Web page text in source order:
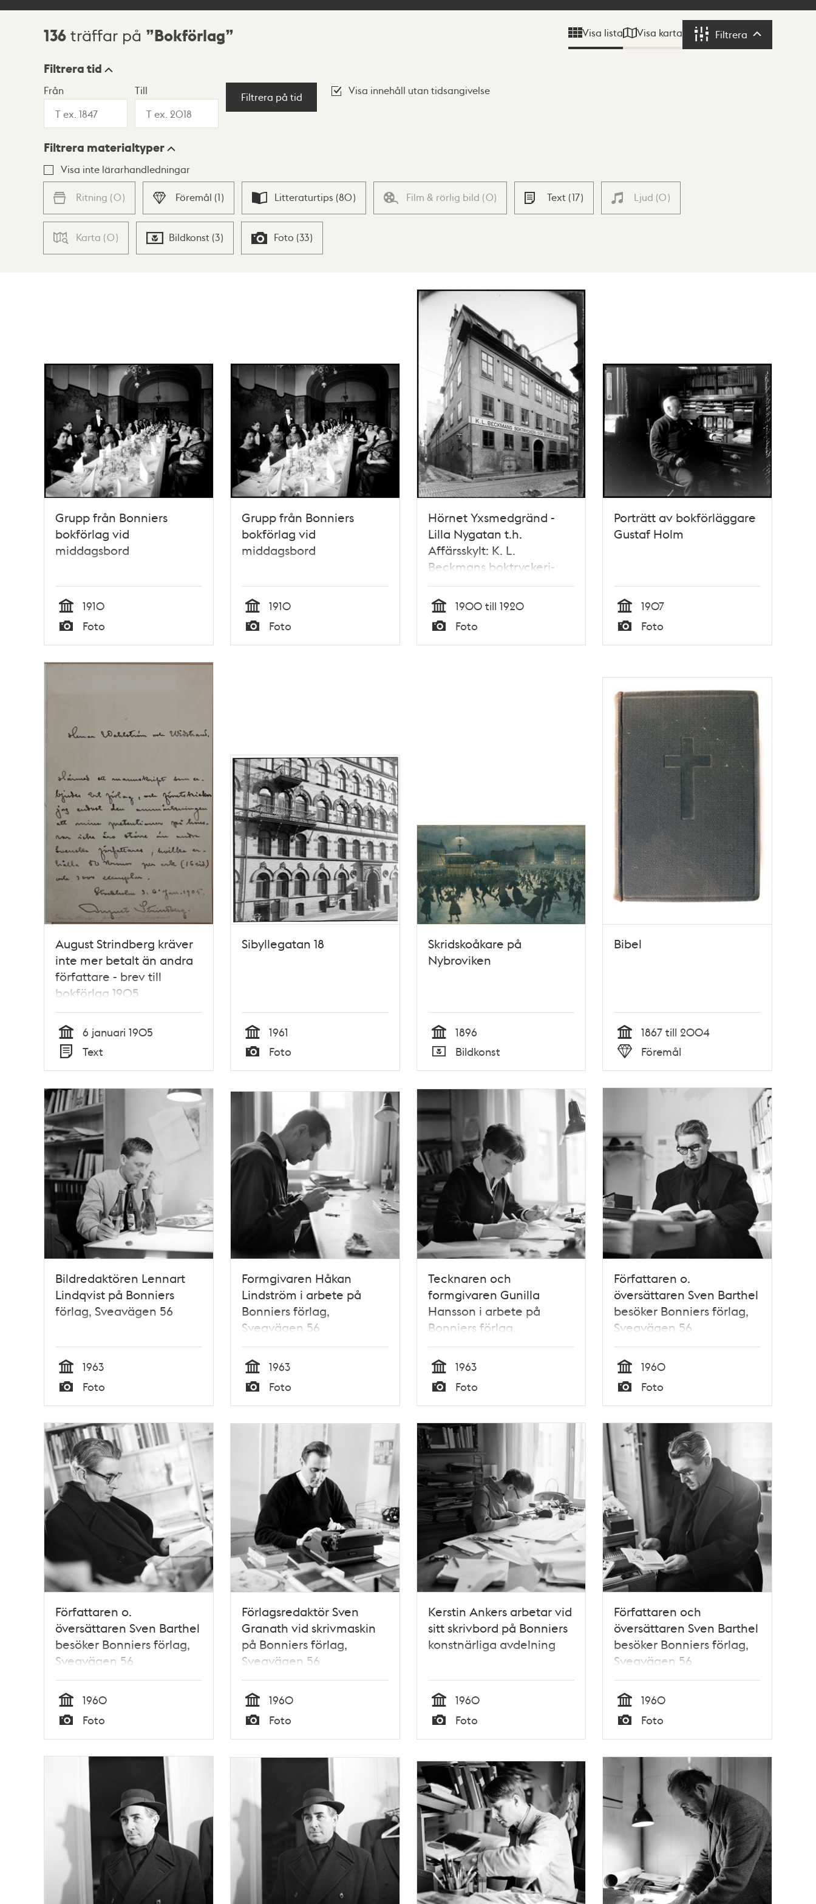
Sökresultat
136 träffar på Bokförlag Visa lista Visa karta Filtrera Filtrera
Visningsläge
Lista Karta
Filtrera tid
Från Till
Filtrera på tid
Visa innehåll utan tidsangivelse
Filtrera materialtyper
Visa inte lärarhandledningar
Ritning (0) Föremål (1) Litteraturtips (80) Film & rörlig bild (0) Text (17) Ljud (0)
Karta (0) Bildkonst (3) Foto (33)
Grupp från Bonniers
bokförlag vid
middagsbord
Tid
1910
Typ
Foto
Grupp från Bonniers
bokförlag vid
middagsbord
Tid
1910
Typ
Foto
Hörnet Yxsmedgränd -
Lilla Nygatan t.h.
Affärsskylt: K. L.
Beckmans boktryckeri-
och bokförlags-affär
Tid
1900 till 1920
Typ
Foto
Porträtt av bokförläggare
Gustaf Holm
Tid
1907
Typ
Foto
August Strindberg kräver
inte mer betalt än andra
författare - brev till
bokförlag 1905
Tid
6 januari 1905
Typ
Text
Sibyllegatan 18
Tid
1961
Typ
Foto
Skridskoåkare på
Nybroviken
Tid
1896
Typ
Bildkonst
Bibel
Tid
1867 till 2004
Typ
Föremål
Bildredaktören Lennart
Lindqvist på Bonniers
förlag, Sveavägen 56
Tid
1963
Foto
Formgivaren Håkan
Lindström i arbete på
Bonniers förlag,
Sveavägen 56
Tid
1963
Foto
Tecknaren och
formgivaren Gunilla
Hansson i arbete på
Bonniers förlag,
Sveavägen 56
Tid
1963
Foto
Författaren o.
översättaren Sven Barthel
besöker Bonniers förlag,
Sveavägen 56
Tid
1960
Foto
Författaren o.
översättaren Sven Barthel
besöker Bonniers förlag,
Sveavägen 56
Tid
1960
Typ
Foto
Förlagsredaktör Sven
Granath vid skrivmaskin
på Bonniers förlag,
Sveavägen 56
Tid
1960
Typ
Foto
Kerstin Ankers arbetar vid
sitt skrivbord på Bonniers
konstnärliga avdelning
Tid
1960
Typ
Foto
Författaren och
översättaren Sven Barthel
besöker Bonniers förlag,
Sveavägen 56
Tid
1960
Typ
Foto